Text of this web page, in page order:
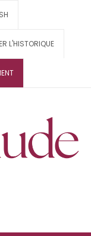
L'HISTORIQUE